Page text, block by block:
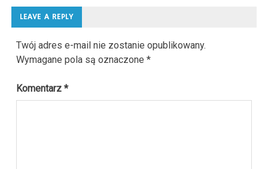
LEAVE A REPLY
Twój adres e-mail nie zostanie opublikowany.
Wymagane pola są oznaczone*
Komentarz*